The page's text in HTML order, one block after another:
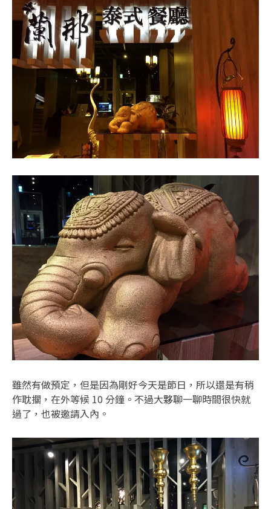
雖然有做預定，但是因為剛好今天是節日，所以還是有稍
作耽擱，在外等候 10 分鐘。不過大夥聊一聊時間很快就
過了，也被邀請入內。